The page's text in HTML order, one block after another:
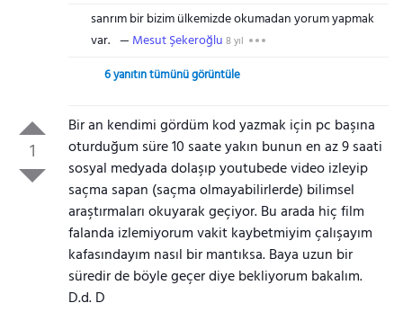
sanrım bir bizim ülkemizde okumadan yorum yapmak
var.
Mesut Şekeroğlu 8 yıl
6 yanıtın tümünü görüntüle
1
Bir an kendimi gördüm kod yazmak için pc başına
oturduğum süre 10 saate yakın bunun en az 9 saati
sosyal medyada dolaşıp youtubede video izleyip
saçma sapan (saçma olmayabilirlerde) bilimsel
araştırmaları okuyarak geçiyor. Bu arada hiç film
falanda izlemiyorum vakit kaybetmiyim çalışayım
kafasındayım nasıl bir mantıksa. Baya uzun bir
süredir de böyle geçer diye bekliyorum bakalım.
D.d. D